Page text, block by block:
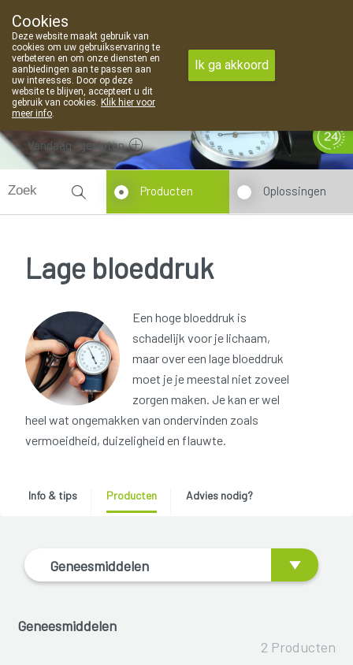
09 373 94 03
Vandaag gesloten
Producten Oplossingen
Lage bloeddruk
Een hoge bloeddruk is
schadelijk voor je lichaam,
maar over een lage bloeddruk
moet je je meestal niet zoveel
zorgen maken. Je kan er wel
heel wat ongemakken van ondervinden zoals
vermoeidheid, duizeligheid en flauwte.
Info & tips Producten Advies nodig?
Geneesmiddelen
Geneesmiddelen
2 Producten
Cookies
Deze website maakt gebruik van
cookies om uw gebruikservaring te
verbeteren en om onze diensten en
aanbiedingen aan te passen aan
uw interesses. Door op deze
website te blijven, accepteert u dit
gebruik van cookies. Klik hier voor
meer info.
Ik ga akkoord